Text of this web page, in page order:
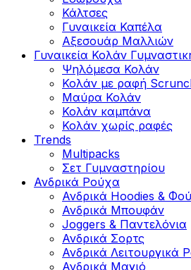
Κάλτσες
Γυναικεία Καπέλα
Αξεσουάρ Μαλλιών
Γυναικεία Κολάν
Ψηλόμεσα Κολάν
Κολάν με ραφή
Μαύρα Κολάν
Κολάν καμπάνα
Κολάν χωρίς ραφές
Trends
Multipacks
Σετ Γυμναστηρίου
Ανδρικά Ρούχα
Ανδρικά Hoodies &
Ανδρικά Μπουφάν
Joggers & Παντελόνια
Ανδρικά Σορτς
Ανδρικά Λειτουργικά
Ανδρικά Μαγιό